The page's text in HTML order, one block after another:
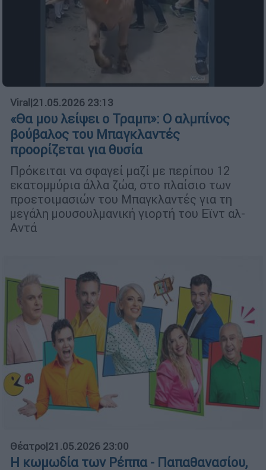
Viral |21.05.2026 23:13
«Θα μου λείψει ο Τραμπ»: Ο αλμπίνος
βούβαλος του Μπαγκλαντές
προορίζεται για θυσία
Πρόκειται να σφαγεί μαζί με περίπου 12
εκατομμύρια άλλα ζώα, στο πλαίσιο των
προετοιμασιών του Μπαγκλαντές για τη
μεγάλη μουσουλμανική γιορτή του Εϊντ αλ-
Αντά
Θέατρο|21.05.2026 23:00
Η κωμωδία των Ρέππα - Παπαθανασίου,